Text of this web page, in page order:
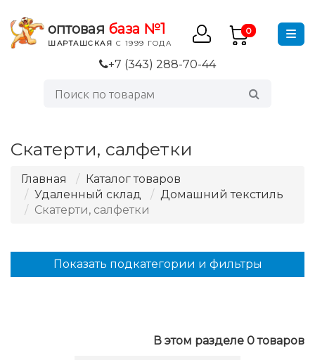
оптовая база №1
ШАРТАШСКАЯ С 1999 ГОДА
0
+7 (343) 288-70-44
Скатерти, салфетки
Главная
Каталог товаров
Удаленный склад
Домашний текстиль
Скатерти, салфетки
В этом разделе 0 товаров
Показать подкатегории и фильтры